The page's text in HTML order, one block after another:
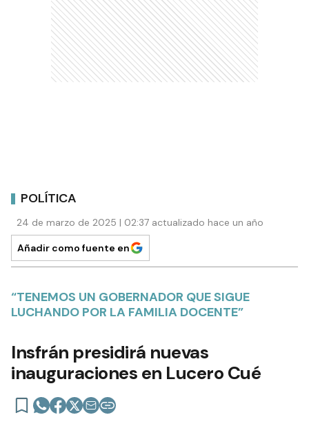
POLÍTICA
24 de marzo de 2025 | 02:37 actualizado hace un año
Añadir como fuente en
“TENEMOS UN GOBERNADOR QUE SIGUE
LUCHANDO POR LA FAMILIA DOCENTE”
Insfrán presidirá nuevas
inauguraciones en Lucero Cué